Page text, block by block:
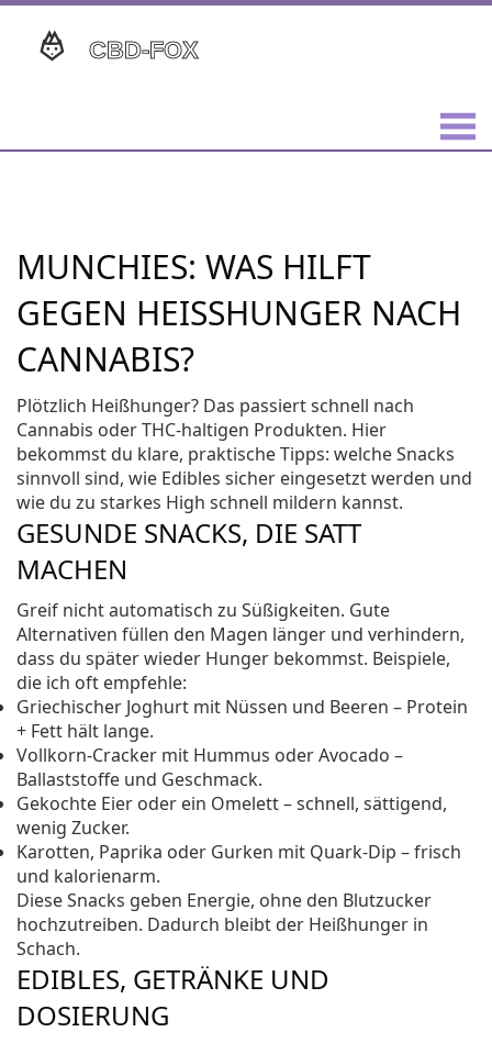
MUNCHIES: WAS HILFT
GEGEN HEISSHUNGER NACH C
ANNABIS?
Plötzlich Heißhunger? Das passiert schnell nach
Cannabis oder THC-haltigen Produkten. Hier
bekommst du klare, praktische Tipps: welche Snacks
sinnvoll sind, wie Edibles sicher eingesetzt werden und
wie du zu starkes High schnell mildern kannst.
GESUNDE SNACKS, DIE SATT
MACHEN
Greif nicht automatisch zu Süßigkeiten. Gute
Alternativen füllen den Magen länger und verhindern,
dass du später wieder Hunger bekommst. Beispiele,
die ich oft empfehle:
Griechischer Joghurt mit Nüssen und Beeren – Protein
+ Fett hält lange.
Vollkorn-Cracker mit Hummus oder Avocado –
Ballaststoffe und Geschmack.
Gekochte Eier oder ein Omelett – schnell, sättigend,
wenig Zucker.
Karotten, Paprika oder Gurken mit Quark-Dip – frisch
und kalorienarm.
Diese Snacks geben Energie, ohne den Blutzucker
hochzutreiben. Dadurch bleibt der Heißhunger in
Schach.
EDIBLES, GETRÄNKE UND
DOSIERUNG